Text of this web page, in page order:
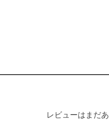
レビューはまだ